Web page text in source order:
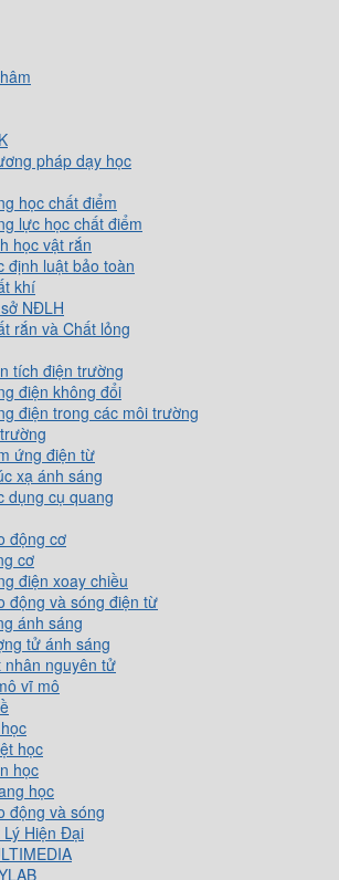
pháp dạy học
học chất điểm
lực học chất điểm
học vật rắn
định luật bảo toàn
khí
NĐLH
rắn và Chất lỏng
tích điện trường
điện không đổi
điện trong các môi trường
ứng điện từ
xạ ánh sáng
dụng cụ quang
động cơ
cơ
điện xoay chiều
động và sóng điện từ
ánh sáng
tử ánh sáng
nhân nguyên tử
vĩ mô
học
học
học
động và sóng
Lý Hiện Đại